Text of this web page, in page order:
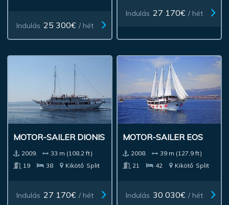
Indulás 25 300€ / hét
Indulás 27 170€ / hét
MOTOR-SAILER DIONIS
2009.
33 m (108,2 ft)
19
38 Kikötő Split
Indulás 27 170€ / hét
MOTOR-SAILER EOS
2008.
39 m (127,9 ft)
21
42 Kikötő Split
Indulás 30 030€ / hét